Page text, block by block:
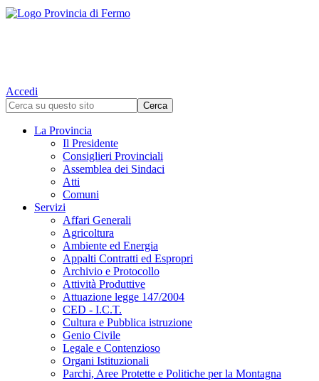
Accedi
La Provincia
Il Presidente
Consiglieri Provinciali
Assemblea dei Sindaci
Atti
Comuni
Servizi
Affari Generali
Agricoltura
Ambiente ed Energia
Appalti Contratti ed Espropri
Archivio e Protocollo
Attività Produttive
Attuazione legge 147/2004
CED - I.C.T.
Cultura e Pubblica istruzione
Genio Civile
Legale e Contenzioso
Organi Istituzionali
Parchi, Aree Protette e Politiche per la Montagna